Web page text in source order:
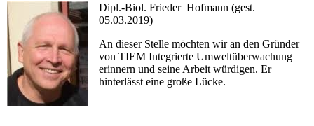
Dipl.-Biol. Frieder Hofmann (gest.
05.03.2019)
An dieser Stelle möchten wir an den Gründer
von TIEM Integrierte Umweltüberwachung
erinnern und seine Arbeit würdigen. Er
hinterlässt eine große Lücke.